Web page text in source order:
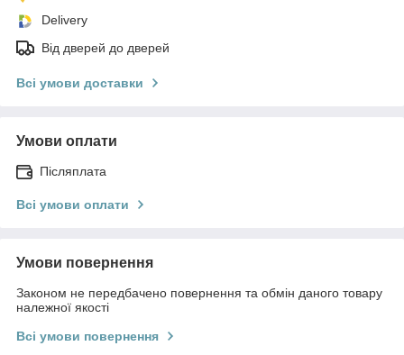
Delivery
Від дверей до дверей
Всі умови доставки
Умови оплати
Післяплата
Всі умови оплати
Умови повернення
Законом не передбачено повернення та обмін даного товару
належної якості
Всі умови повернення